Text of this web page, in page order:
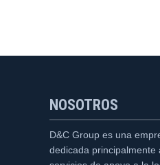
NOSOTROS
D&C Group es una
dedicada principalmente